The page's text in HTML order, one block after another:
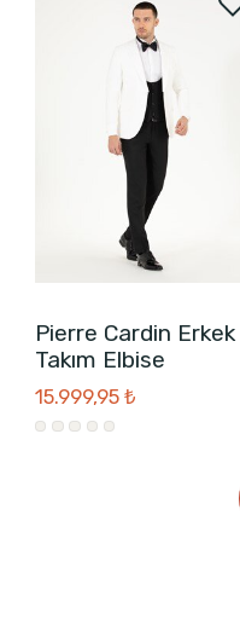
Pierre Cardin Erkek
Takım Elbise
15.999,95 ₺